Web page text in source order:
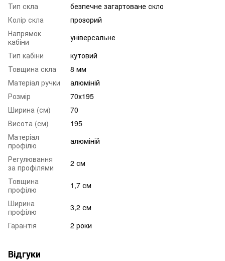
Тип скла
безпечне загартоване скло
Колір скла
прозорий
Напрямок
кабіни
універсальне
Тип кабіни
кутовий
Товщина скла
8 мм
Матеріал ручки
алюміній
Розмір
70х195
Ширина (см)
70
Висота (см)
195
Матеріал
профілю
алюміній
Регулювання
за профілями
2 см
Товщина
профілю
1,7 см
Ширина
профілю
3,2 см
Гарантія
2 роки
Відгуки